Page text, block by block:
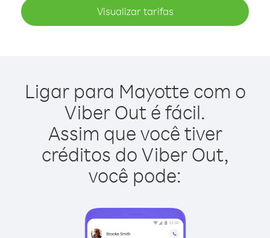
Visualizar tarifas
Ligar para Mayotte com o
Viber Out é fácil.
Assim que você tiver
créditos do Viber Out,
você pode: